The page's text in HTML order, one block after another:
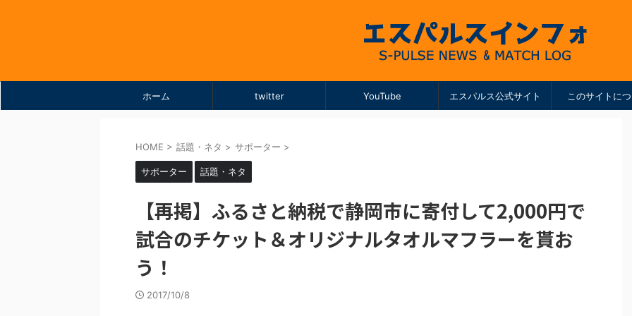
ホーム twitter YouTube エスパルス公式サイト このサイトに
HOME > 話題・ネタ > サポーター >
サポーター 話題・ネタ
【再掲】ふるさと納税で静岡市に寄付して2,000円で
試合のチケット＆オリジナルタオルマフラーを貰お
う！
2017/10/8